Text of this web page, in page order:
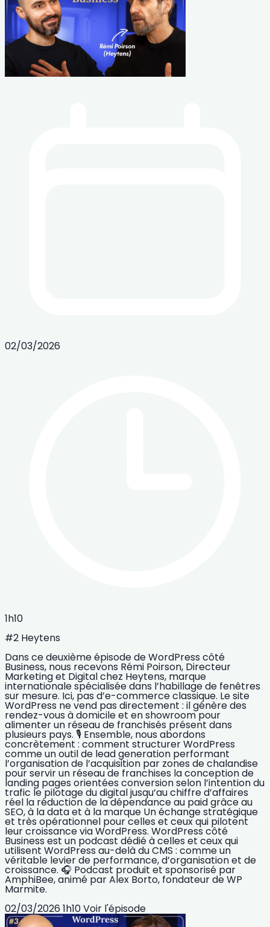
02/03/2026
1h10
#2 Heytens
Dans ce deuxième épisode de WordPress côté
Business, nous recevons Rémi Poirson, Directeur
Marketing et Digital chez Heytens, marque
internationale spécialisée dans l’habillage de fenêtres
sur mesure. Ici, pas d’e-commerce classique. Le site
WordPress ne vend pas directement : il génère des
rendez-vous à domicile et en showroom pour
alimenter un réseau de franchisés présent dans
plusieurs pays. 🎙️ Ensemble, nous abordons
concrètement : comment structurer WordPress
comme un outil de lead generation performant
l’organisation de l’acquisition par zones de chalandise
pour servir un réseau de franchises la conception de
landing pages orientées conversion selon l’intention du
trafic le pilotage du digital jusqu’au chiffre d’affaires
réel la réduction de la dépendance au paid grâce au
SEO, à la data et à la marque Un échange stratégique
et très opérationnel pour celles et ceux qui pilotent
leur croissance via WordPress. WordPress côté
Business est un podcast dédié à celles et ceux qui
utilisent WordPress au-delà du CMS : comme un
véritable levier de performance, d’organisation et de
croissance. 🎧 Podcast produit et sponsorisé par
AmphiBee, animé par Alex Borto, fondateur de WP
Marmite.
02/03/2026 1h10Voir l'épisode